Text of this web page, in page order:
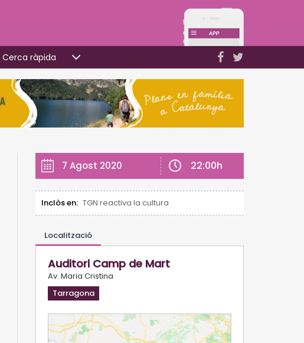
Cerca ràpida
7 Agost 2020 22:00h
Inclòs en: TGN reactiva la cultura
Localització
Auditori Camp de Mart
Av. Maria Cristina
Tarragona